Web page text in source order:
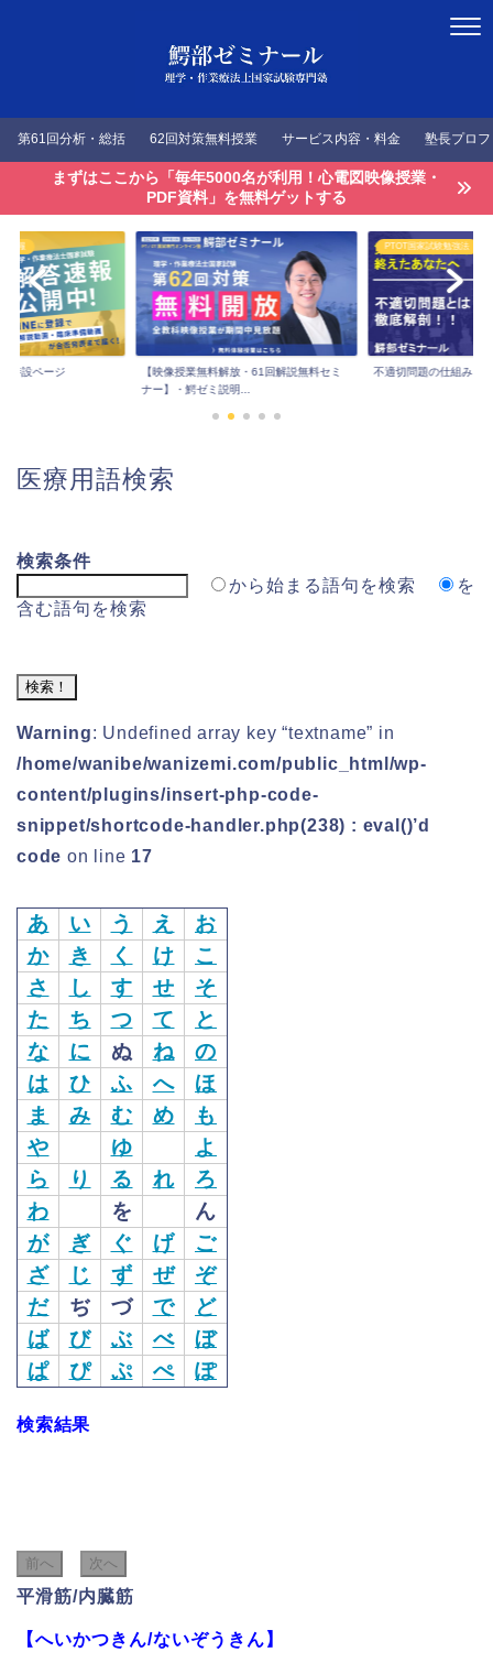
第61回分析・総括 62回対策無料授業 サービス内容・料金 塾長プロ
まずはここから「毎年5000名が利用！心電図映像授業・
PDF資料」を無料ゲットする
速報
特設ページ
【映像授業無料解放・61回解説無料セミ
ナー】・鰐ゼミ説明...
PTOT国家試験勉強法
不適切問題の仕組みを
医療用語検索
検索条件
から始まる語句を検索
を
含む語句を検索
Warning: Undefined array key “textname” in
/home/wanibe/wanizemi.com/public_html/wp-
content/plugins/insert-php-code-
snippet/shortcode-handler.php(238) : eval()’d
code on line 17
あ い う え
お
か
き く け
こ
さ
し す せ
そ
た
ち つ て
と
な
に ぬ ね
の
は
ひ ふ へ
ほ
ま
み む め
も
や
ゆ
よ
ら
り る れ
ろ
わ
を
ん
が
ぎ ぐ げ
ご
ざ
じ ず ぜ
ぞ
だ
ぢ づ で
ど
ば
び ぶ べ
ぼ
ぱ
ぴ ぷ ぺ ぽ
検索結果
前へ 次へ
平滑筋/内臓筋
【へいかつきん/ないぞうきん】